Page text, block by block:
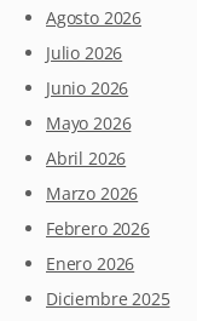
Agosto 2026
Julio 2026
Junio 2026
Mayo 2026
Abril 2026
Marzo 2026
Febrero 2026
Enero 2026
Diciembre 2025